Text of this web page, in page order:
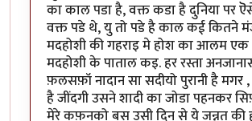
का काल पडा है, वक्त कडा है दुनिया पर
वक्त पडे थे, यु तो पडे है काल कई कितने
मदहोशी की गहराइ मे होश का आलम
मदहोशी के पाताल कइ. हर रस्ता
फ़लसफ़ॉ नादान सा सदीयो पुरानी है मगर
है जींदगी उसने शादी का जोडा पहनकर
मेरे कफ़नको बस उसी दिन से ये जन्नत की